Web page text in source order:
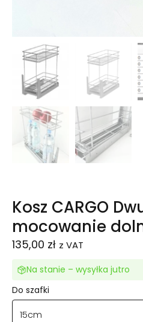
Kosz CARGO
mocowanie
135,00 zł z VAT
Na stanie – wysyłka jutro
Do szafki